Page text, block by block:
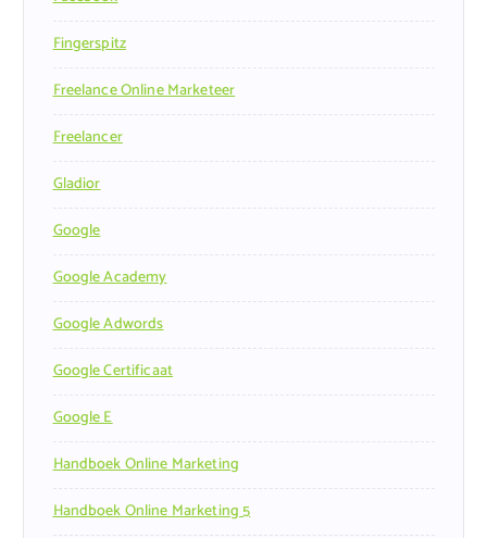
Fingerspitz
Freelance Online Marketeer
Freelancer
Gladior
Google
Google Academy
Google Adwords
Google Certificaat
Google E
Handboek Online Marketing
Handboek Online Marketing 5